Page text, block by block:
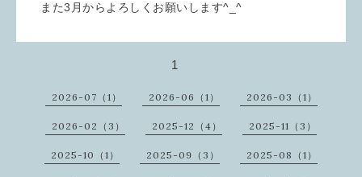
また3月からよろしくお願いします^_^
1
2026-07（1） 2026-06（1） 2026-03（1）
2026-02（3） 2025-12（4） 2025-11（3）
2025-10（1） 2025-09（3） 2025-08（1）